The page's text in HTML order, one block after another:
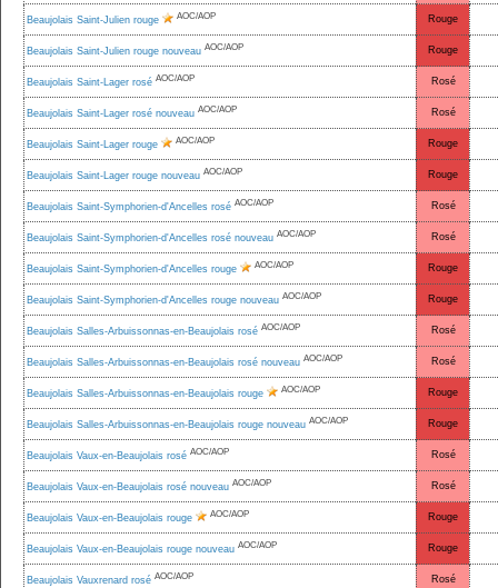
Beaujolais Saint-Julien rouge AOC/AOP Rouge
Beaujolais Saint-Julien rouge nouveau AOC/AOP Rouge
Beaujolais Saint-Lager rosé AOC/AOP Rosé
Beaujolais Saint-Lager rosé nouveau AOC/AOP Rosé
Beaujolais Saint-Lager rouge AOC/AOP Rouge
Beaujolais Saint-Lager rouge nouveau AOC/AOP Rouge
Beaujolais Saint-Symphorien-d'Ancelles rosé AOC/AOP Rosé
Beaujolais Saint-Symphorien-d'Ancelles rosé nouveau AOC/AOP Rosé
Beaujolais Saint-Symphorien-d'Ancelles rouge AOC/AOP Rouge
Beaujolais Saint-Symphorien-d'Ancelles rouge nouveau AOC/AOP Rouge
Beaujolais Salles-Arbuissonnas-en-Beaujolais rosé AOC/AOP Rosé
Beaujolais Salles-Arbuissonnas-en-Beaujolais rosé nouveau AOC/AOP Rosé
Beaujolais Salles-Arbuissonnas-en-Beaujolais rouge AOC/AOP Rouge
Beaujolais Salles-Arbuissonnas-en-Beaujolais rouge nouveau AOC/AOP Rouge
Beaujolais Vaux-en-Beaujolais rosé AOC/AOP Rosé
Beaujolais Vaux-en-Beaujolais rosé nouveau AOC/AOP Rosé
Beaujolais Vaux-en-Beaujolais rouge AOC/AOP Rouge
Beaujolais Vaux-en-Beaujolais rouge nouveau AOC/AOP Rouge
Beaujolais Vauxrenard rosé AOC/AOP Rosé